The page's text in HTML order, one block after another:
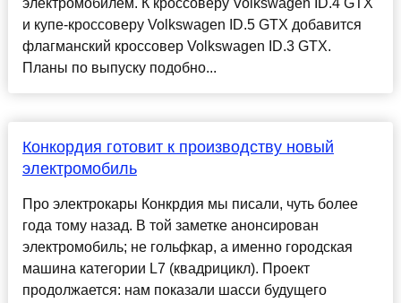
электромобилем. К кроссоверу Volkswagen ID.4 GTX
и купе-кроссоверу Volkswagen ID.5 GTX добавится
флагманский кроссовер Volkswagen ID.3 GTX.
Планы по выпуску подобно...
Конкордия готовит к производству новый
электромобиль
Про электрокары Конкрдия мы писали, чуть более
года тому назад. В той заметке анонсирован
электромобиль; не гольфкар, а именно городская
машина категории L7 (квадрицикл). Проект
продолжается: нам показали шасси будущего